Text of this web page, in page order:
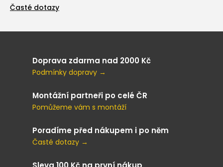
Časté dotazy
Doprava zdarma nad 2000 Kč
Podmínky dopravy →
Montážní partneři po celé ČR
Pomůžeme vám s montáží
Poradíme před nákupem i po něm
Časté dotazy →